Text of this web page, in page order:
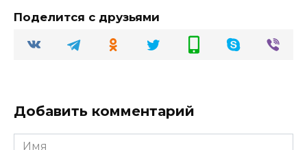
Поделится с друзьями
Добавить комментарий
Имя